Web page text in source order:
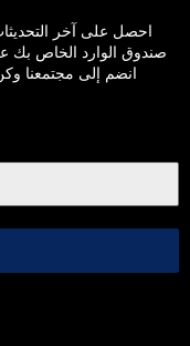
احصل على آخر
صندوق الوارد الخاص بك
انضم إلى مجتمعنا